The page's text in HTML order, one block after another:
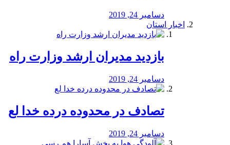
دسامبر 24, 2019
اخبار استان
بازدید مدیران ارشد وزارت راه
دسامبر 24, 2019
تصادف در محدوده درده خدا لع
دسامبر 24, 2019